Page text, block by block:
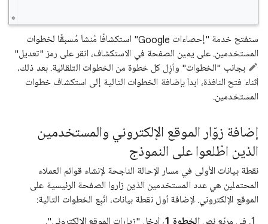
ستفتح خدمة "إحصاءات Google" استكشافًا مُنشأ مُسبقًا لخطوات
المستخدمين. على يمين الصفحة في الاستكشاف، انقر على رمز "تعديل"
بجانب "الخطوات" وأزِل كل خطوة من الخطوات التلقائية. بعد ذلك،
أثناء فتح النافذة، ابدأ بإضافة الخطوات التالية إلى استكشاف خطوات
المستخدمين.
إضافة زوّار الموقع الإلكتروني والمستخدمين
الذين اطّلعوا على النموذج
نقطة بيانات الأولى في مسار الإحالة الناجحة لإنشاء قوائم العملاء
المحتملين هي عدد المستخدمين الذين زاروا الصفحة الرئيسية على
الموقع الإلكتروني. لإضافة أول نقطة بيانات، اتّبِع الخطوات التالية: